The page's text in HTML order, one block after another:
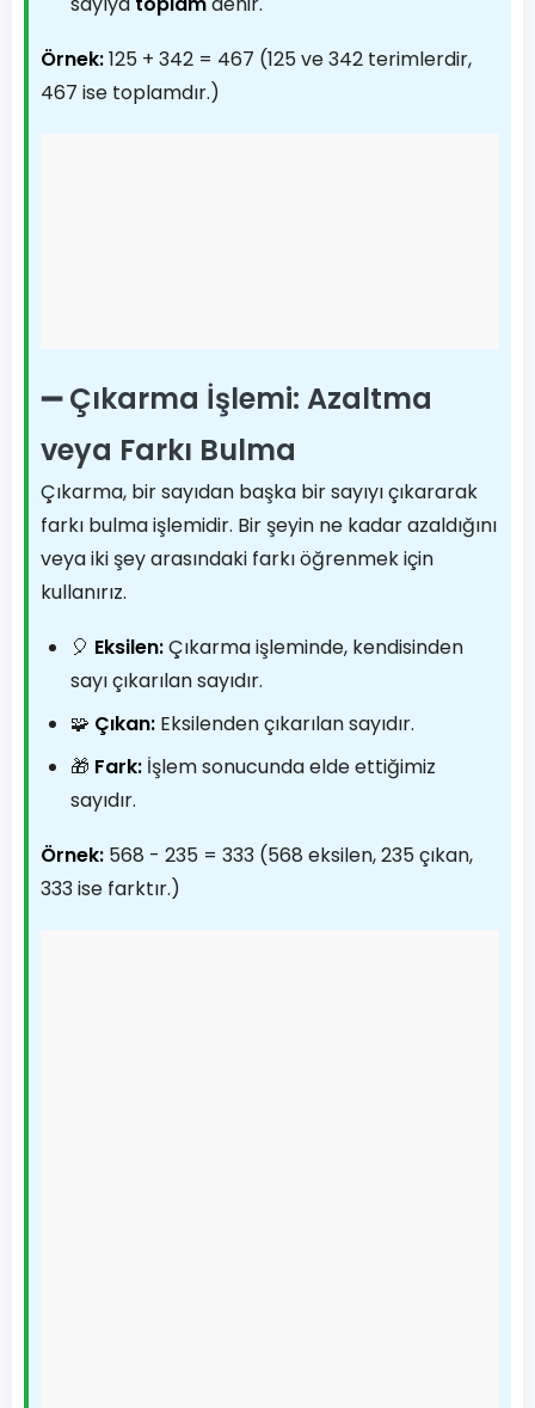
Örnek:125 + 342 = 467 (125 ve 342 terimlerdir,
467 ise toplamdır.)
➖ Çıkarma İşlemi: Azaltma
veya Farkı Bulma
Çıkarma, bir sayıdan başka bir sayıyı çıkararak
farkı bulma işlemidir. Bir şeyin ne kadar azaldığını
veya iki şey arasındaki farkı öğrenmek için
kullanırız.
🎈 Eksilen:Çıkarma işleminde, kendisinden
sayı çıkarılan sayıdır.
🧩 Çıkan: Eksilenden çıkarılan sayıdır.
🎁 Fark: İşlem sonucunda elde ettiğimiz
sayıdır.
Örnek: 568 - 235 = 333 (568 eksilen, 235 çıkan,
333 ise farktır.)